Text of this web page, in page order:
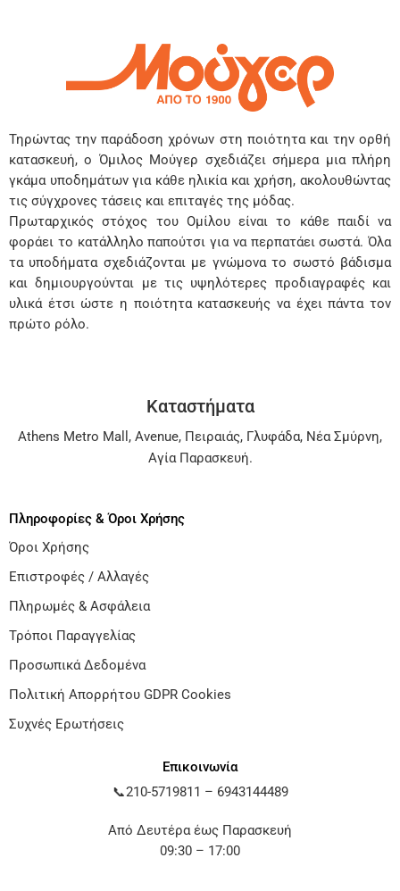
Τηρώντας την παράδοση χρόνων στη ποιότητα και την ορθή
κατασκευή, ο Όμιλος Μούγερ σχεδιάζει σήμερα μια πλήρη
γκάμα υποδημάτων για κάθε ηλικία και χρήση, ακολουθώντας
τις σύγχρονες τάσεις και επιταγές της μόδας.
Πρωταρχικός στόχος του Ομίλου είναι το κάθε παιδί να
φοράει το κατάλληλο παπούτσι για να περπατάει σωστά. Όλα
τα υποδήματα σχεδιάζονται με γνώμονα το σωστό βάδισμα
και δημιουργούνται με τις υψηλότερες προδιαγραφές και
υλικά έτσι ώστε η ποιότητα κατασκευής να έχει πάντα τον
πρώτο ρόλο.
Καταστήματα
Athens Metro Mall , Avenue, Πειραιάς, Γλυφάδα, Νέα Σμύρνη,
Αγία Παρασκευή.
Πληροφορίες & Όροι Χρήσης
Όροι Χρήσης
Επιστροφές / Αλλαγές
Πληρωμές & Ασφάλεια
Τρόποι Παραγγελίας
Προσωπικά Δεδομένα
Πολιτική Απορρήτου GDPR Cookies
Συχνές Ερωτήσεις
Επικοινωνία
📞210-5719811 – 6943144489
Από Δευτέρα έως Παρασκευή
09:30 – 17:00